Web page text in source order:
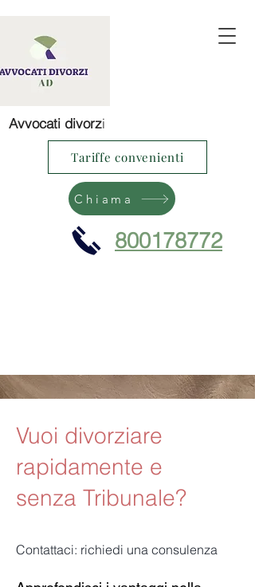
Avvocati divorzi
800178772
Chiama
Tariffe convenienti
Vuoi divorziare
rapidamente e
senza Tribunale?
Contattaci: richiedi una consulenza